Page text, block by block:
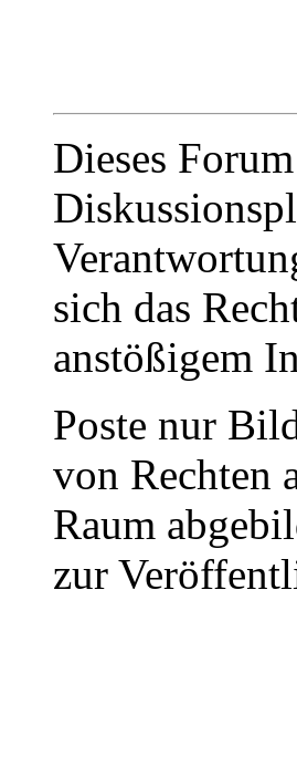
Dieses
sich das
anstößigem
Poste nur
von Rechten
Raum
zur